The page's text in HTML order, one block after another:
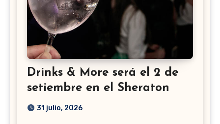
Drinks & More será el 2 de
setiembre en el Sheraton
31 julio, 2026